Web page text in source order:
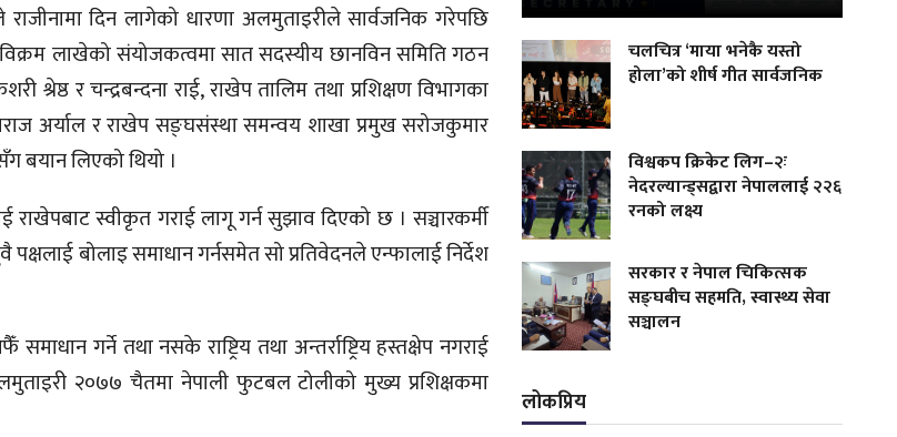
दिन लागेको धारणा अलमुताइरीले सार्वजनिक गरेपछि
लाखेको संयोजकत्वमा सात सदस्यीय छानविन समिति गठन
श्रेष्ठ र चन्द्रबन्दना राई, राखेप तालिम तथा प्रशिक्षण विभागका
अर्याल र राखेप सङ्घसंस्था समन्वय शाखा प्रमुख सरोजकुमार
बयान लिएको थियो ।
राखेपबाट स्वीकृत गराई लागू गर्न सुझाव दिएको छ । सञ्चारकर्मी
पक्षलाई बोलाइ समाधान गर्नसमेत सो प्रतिवेदनले एन्फालाई निर्देश
गर्ने तथा नसके राष्ट्रिय तथा अन्तर्राष्ट्रिय हस्तक्षेप नगराई
२०७७ चैतमा नेपाली फुटबल टोलीको मुख्य प्रशिक्षकमा
चलचित्र ‘माया भनेकै यस्तो
होला’को शीर्ष गीत सार्वजनिक
विश्वकप क्रिकेट लिग–२ः
नेदरल्यान्ड्सद्वारा नेपाललाई २२६
रनको लक्ष्य
सरकार र नेपाल चिकित्सक
सङ्घबीच सहमति, स्वास्थ्य सेवा
सञ्चालन
लोकप्रिय